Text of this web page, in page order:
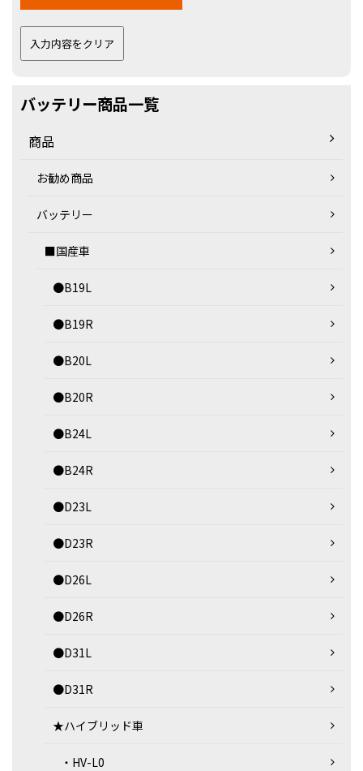
バッテリー商品一覧
商品
お勧め商品
バッテリー
■国産車
●B19L
●B19R
●B20L
●B20R
●B24L
●B24R
●D23L
●D23R
●D26L
●D26R
●D31L
●D31R
★ハイブリッド車
・HV-L0